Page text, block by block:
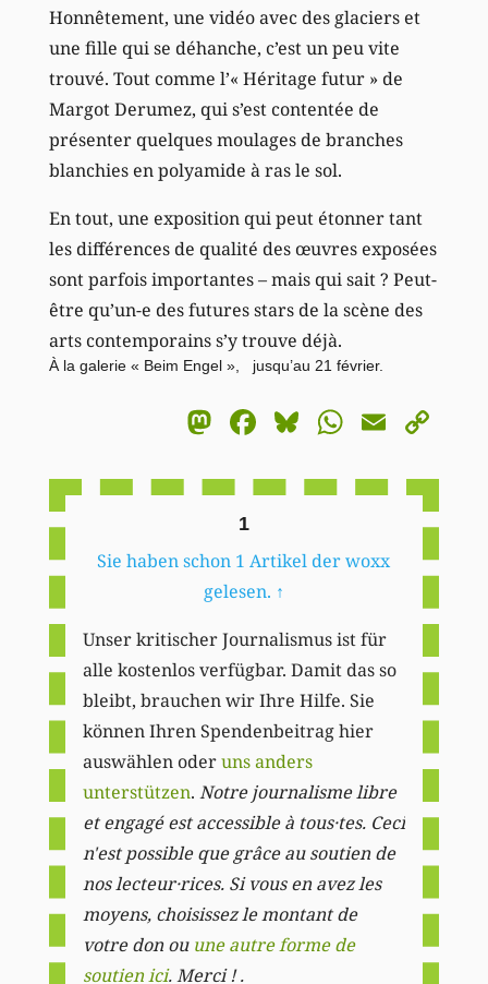
Honnêtement, une vidéo avec des glaciers et
une fille qui se déhanche, c’est un peu vite
trouvé. Tout comme l’« Héritage futur » de
Margot Derumez, qui s’est contentée de
présenter quelques moulages de branches
blanchies en polyamide à ras le sol.
En tout, une exposition qui peut étonner tant
les différences de qualité des œuvres exposées
sont parfois importantes – mais qui sait ? Peut-
être qu’un-e des futures stars de la scène des
arts contemporains s’y trouve déjà.
À la galerie « Beim Engel », jusqu’au 21 février.
Mastodon
Facebook
BlueskyEmail
1
Sie haben schon 1 Artikel der woxx
gelesen. ↑
Unser kritischer Journalismus ist für
alle kostenlos verfügbar. Damit das so
bleibt, brauchen wir Ihre Hilfe. Sie
können Ihren Spendenbeitrag hier
auswählen oderuns anders
unterstützen. Notre journalisme libre
et engagé est accessible à tous·tes. Ceci
n'est possible que grâce au soutien de
nos lecteur·rices. Si vous en avez les
moyens, choisissez le montant de
votre don ou une autre forme de
soutien ici. Merci ! .